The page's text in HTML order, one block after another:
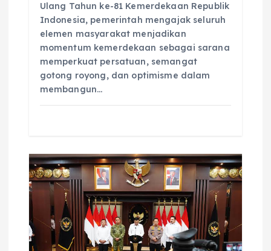
Ulang Tahun ke-81 Kemerdekaan Republik
Indonesia, pemerintah mengajak seluruh
elemen masyarakat menjadikan
momentum kemerdekaan sebagai sarana
memperkuat persatuan, semangat
gotong royong, dan optimisme dalam
membangun…